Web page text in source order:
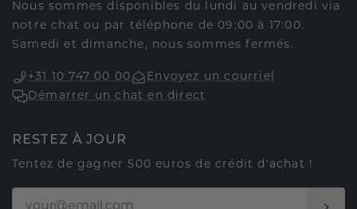
Nous sommes disponibles du lundi au vendredi via
notre chat ou par téléphone de 09:00 à 17:00.
Samedi et dimanche, nous sommes fermés.
+31 10 747 00 00
Envoyez un courriel
Démarrer un chat en direct
RESTEZ À JOUR
Tentez de gagner 500 euros de crédit d'achat !